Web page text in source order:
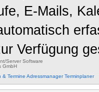
E-Mails,
Verfügung
Server Software
GmbH
& Termine Adressmanager Terminplaner